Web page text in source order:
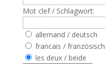
Mot clef / Schlagwort:
allemand / deutsch
francais / französisch
les deux / beide